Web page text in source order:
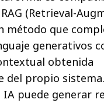
(Retrieval-
método que
generativos
obtenida
del propio
IA puede generar